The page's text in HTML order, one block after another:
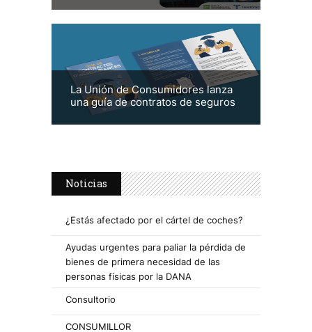
La Unión de Consumidores lanza
una guía de contratos de seguros
Noticias
¿Estás afectado por el cártel de coches?
Ayudas urgentes para paliar la pérdida de
bienes de primera necesidad de las
personas físicas por la DANA
Consultorio
CONSUMILLOR